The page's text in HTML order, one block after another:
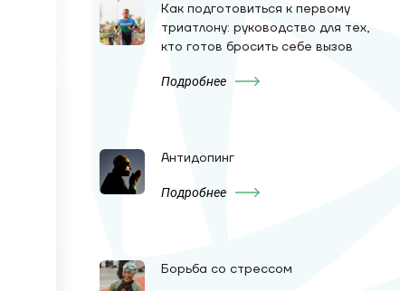
Как подготовиться к первому
триатлону: руководство для тех,
кто готов бросить себе вызов
Подробнее
Антидопинг
Подробнее
Борьба со стрессом